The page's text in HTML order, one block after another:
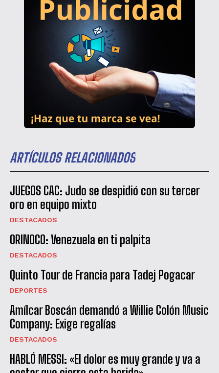
ARTÍCULOS RELACIONADOS
JUEGOS CAC: Judo se despidió con su tercer
oro en equipo mixto
DESTACADOS
ORINOCO: Venezuela en ti palpita
DESTACADOS
Quinto Tour de Francia para Tadej Pogacar
DEPORTES
Amílcar Boscán demandó a Willie Colón Music
Company: Exige regalías
DESTACADOS
HABLÓ MESSI: «El dolor es muy grande y va a